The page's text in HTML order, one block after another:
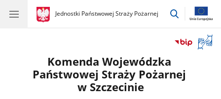
gov.pl
Jednostki Państwowej Straży Pożarnej
gov.pl
Jednostki
przejdź
okno
Komenda Wojewódzka
Państwowej Straży Pożarnej
w Szczecinie